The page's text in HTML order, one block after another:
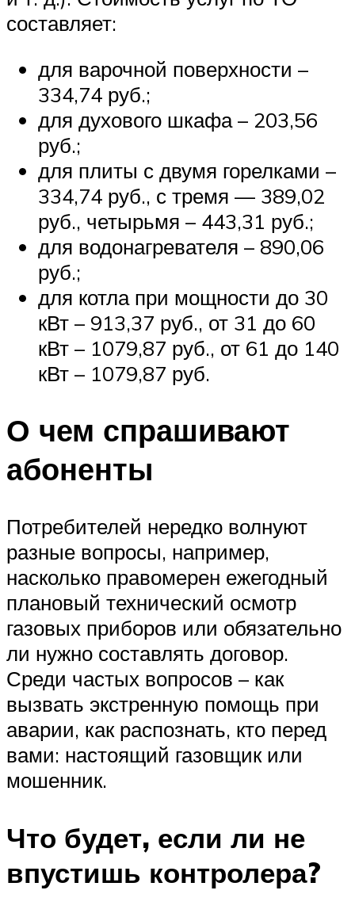
составляет:
для варочной поверхности –
334,74 руб.;
для духового шкафа – 203,56
руб.;
для плиты с двумя горелками –
334,74 руб., с тремя — 389,02
руб., четырьмя – 443,31 руб.;
для водонагревателя – 890,06
руб.;
для котла при мощности до 30
кВт – 913,37 руб., от 31 до 60
кВт – 1079,87 руб., от 61 до 140
кВт – 1079,87 руб.
О чем спрашивают
абоненты
Потребителей нередко волнуют
разные вопросы, например,
насколько правомерен ежегодный
плановый технический осмотр
газовых приборов или обязательно
ли нужно составлять договор.
Среди частых вопросов – как
вызвать экстренную помощь при
аварии, как распознать, кто перед
вами: настоящий газовщик или
мошенник.
Что будет, если ли не
впустишь контролера?